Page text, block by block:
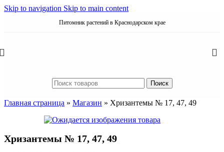
Skip to navigation Skip to main content
Питомник растений в Краснодарском крае
Поиск
Главная страница » Магазин » Хризантемы № 17, 47, 49
Хризантемы № 17, 47, 49